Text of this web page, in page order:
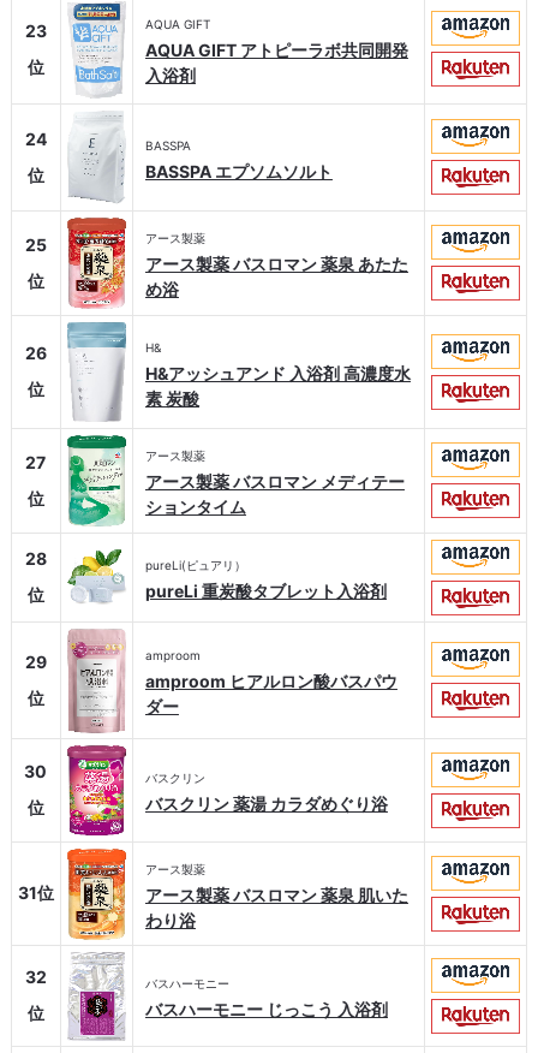
23
位
AQUA GIFT
AQUA GIFT アトピーラボ共同開発
入浴剤
24
位
BASSPA
BASSPA エプソムソルト
25
位
アース製薬
アース製薬 バスロマン 薬泉 あたた
め浴
26
位
H&
H&アッシュアンド 入浴剤 高濃度水
素 炭酸
27
位
アース製薬
アース製薬 バスロマン メディテー
ションタイム
28
位
pureLi(ピュアリ）
pureLi 重炭酸タブレット入浴剤
29
位
amproom
amproom ヒアルロン酸バスパウ
ダー
30
位
バスクリン
バスクリン 薬湯 カラダめぐり浴
31位
アース製薬
アース製薬 バスロマン 薬泉 肌いた
わり浴
32
位
バスハーモニー
バスハーモニー じっこう 入浴剤